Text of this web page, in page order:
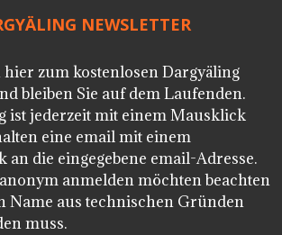
NEWSLETTER
zum kostenlosen Dargyäling
bleiben Sie auf dem Laufenden.
ist jederzeit mit einem Mausklick
eine email mit einem
die eingegebene email-Adresse.
anmelden möchten beachten
Name aus technischen Gründen
muss.